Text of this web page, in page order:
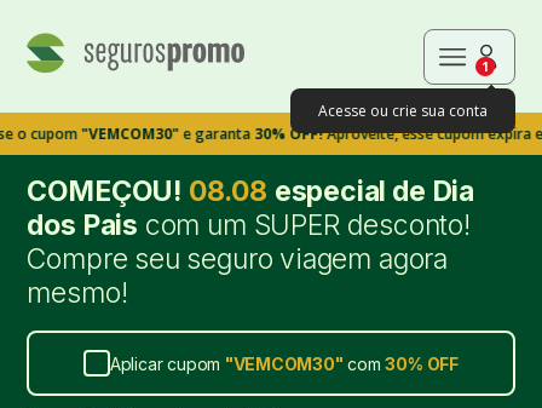
1
Acesse ou crie sua conta
"VEMCOM30"e garanta30% OFF!Aproveite, esse cupom expira em
COMEÇOU! 08.08 especial de Dia
dos Pais com um SUPER desconto!
Compre seu seguro viagem agora
mesmo!
Aplicar cupom "VEMCOM30" com30% OFF